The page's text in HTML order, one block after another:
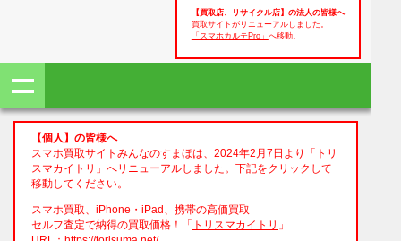
【買取店、リサイクル店】の法人の皆様へ
買取サイトがリニューアルしました。
「スマホカルテPro」 へ移動。
【個人】の皆様へ
スマホ買取サイトみんなのすまほは、2024年2月7日より「トリ
スマカイトリ」へリニューアルしました。下記をクリックして
移動してください。
スマホ買取、iPhone・iPad、携帯の高価買取
セルフ査定で納得の買取価格！「 トリスマカイトリ 」